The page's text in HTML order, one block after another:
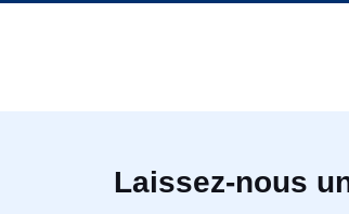
Laissez-nous